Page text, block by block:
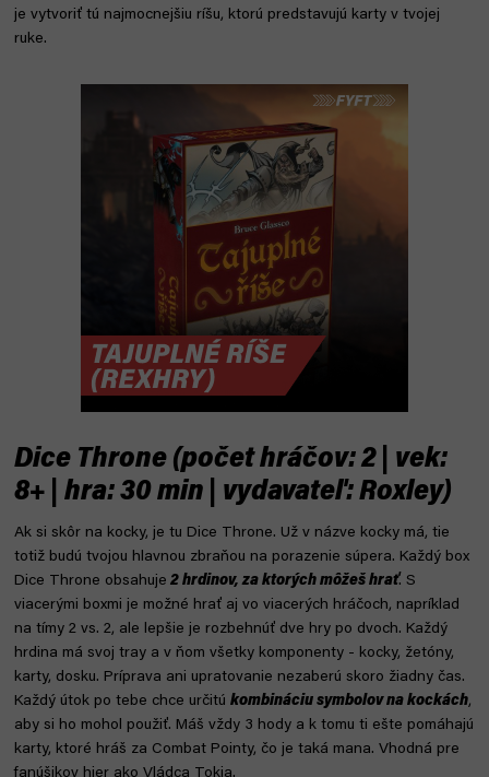
je vytvoriť tú najmocnejšiu ríšu, ktorú predstavujú karty v tvojej
ruke.
Dice Throne (počet hráčov: 2 | vek:
8+ | hra: 30 min | vydavateľ: Roxley)
Ak si skôr na kocky, je tu Dice Throne. Už v názve kocky má, tie
totiž budú tvojou hlavnou zbraňou na porazenie súpera. Každý box
Dice Throne obsahuje 2 hrdinov, za ktorých môžeš hrať. S
viacerými boxmi je možné hrať aj vo viacerých hráčoch, napríklad
na tímy 2 vs. 2, ale lepšie je rozbehnúť dve hry po dvoch. Každý
hrdina má svoj tray a v ňom všetky komponenty - kocky, žetóny,
karty, dosku. Príprava ani upratovanie nezaberú skoro žiadny čas.
Každý útok po tebe chce určitú kombináciu symbolov na kockách,
aby si ho mohol použiť. Máš vždy 3 hody a k tomu ti ešte pomáhajú
karty, ktoré hráš za Combat Pointy, čo je taká mana. Vhodná pre
fanúšikov hier ako Vládca Tokia.